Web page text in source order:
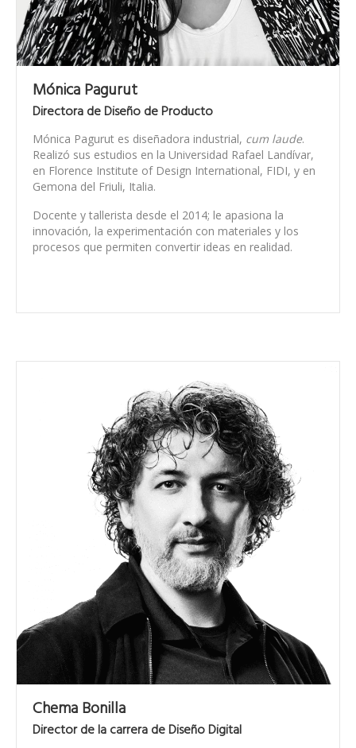
Mónica Pagurut
Directora de Diseño de Producto
Mónica Pagurut es diseñadora industrial, cum laude.
Realizó sus estudios en la Universidad Rafael Landívar,
en Florence Institute of Design International, FIDI, y en
Gemona del Friuli, Italia.
Docente y tallerista desde el 2014; le apasiona la
innovación, la experimentación con materiales y los
procesos que permiten convertir ideas en realidad.
Chema Bonilla
Director de la carrera de Diseño Digital